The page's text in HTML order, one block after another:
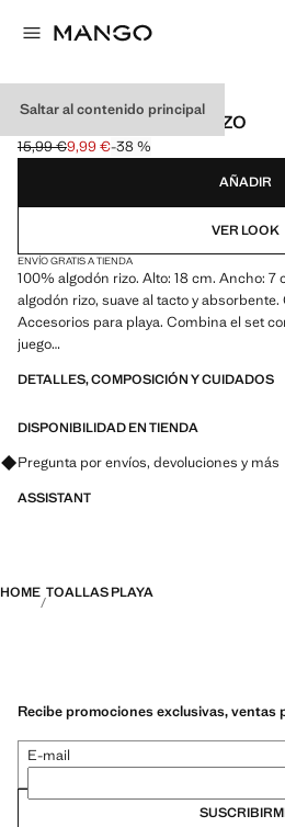
Saltar al contenido principal
NECESER ALGODÓN RIZO
Precio inicial tachado [15,99 € ]
15,99 €
Precio actual [9,99 € ]
9,99 €-38 %
Selecciona un color
AÑADIR
VER LOOK
ENVÍO GRATIS A TIENDA
100% algodón rizo. Alto: 18 cm. Ancho: 7
algodón rizo, suave al tacto y
Accesorios para playa. Combina el set
juego
26.0x18.0x7.0 cm (Largo x Alto x Ancho)
DETALLES, COMPOSICIÓN Y CUIDADOS
DISPONIBILIDAD EN TIENDA
Pregunta por envíos, devoluciones y más
ASSISTANT
HOME TOALLAS PLAYA
Recibe promociones exclusivas, ventas
E-mail